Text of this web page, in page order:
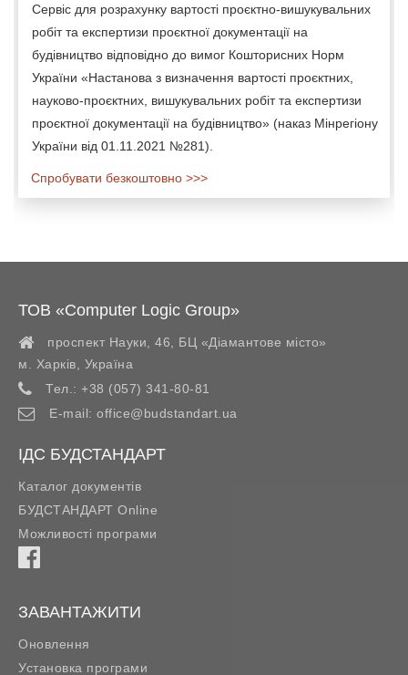
Сервіс для розрахунку вартості проєктно-вишукувальних
робіт та експертизи проєктної документації на
будівництво відповідно до вимог Кошторисних Норм
України «Настанова з визначення вартості проєктних,
науково-проєктних, вишукувальних робіт та експертизи
проєктної документації на будівництво» (наказ Мінрегіону
України від 01.11.2021 №281).
Спробувати безкоштовно >>>
ТОВ «Computer Logic Group»
проспект Науки, 46, БЦ «Діамантове місто»
м. Харків
Україна
Тел.: +38 (057) 341-80-81
E-mail: office@budstandart.ua
ІДС БУДСТАНДАРТ
Каталог документів
БУДСТАНДАРТ Online
Можливості програми
ЗАВАНТАЖИТИ
Оновлення
Установка програми